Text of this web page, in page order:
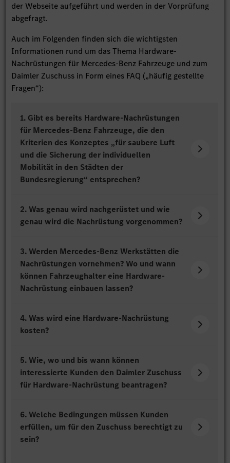
der Webseite aufgeführt und werden in der Vorprüfung
abgefragt.
Auch im Folgenden finden sich die wichtigsten
Informationen rund um das Thema Hardware-
Nachrüstungen für Mercedes-Benz Fahrzeuge und zum
Daimler Zuschuss in Form eines FAQ („häufig gestellte
Fragen“):
1. Gibt es bereits Hardware-Nachrüstungen
für Mercedes-Benz Fahrzeuge, die den
Kriterien des Konzeptes „für saubere Luft
und die Sicherung der individuellen
Mobilität in den Städten der
Bundesregierung“ entsprechen?
2. Was genau wird nachgerüstet und wie
genau wird die Nachrüstung vorgenommen?
3. Werden Mercedes-Benz Werkstätten die
Nachrüstungen vornehmen? Wo und wann
können Fahrzeughalter eine Hardware-
Nachrüstung einbauen lassen?
4. Was wird eine Hardware-Nachrüstung
kosten?
5. Wie, wo und bis wann können
interessierte Kunden den Daimler Zuschuss
für Hardware-Nachrüstung beantragen?
6. Welche Bedingungen müssen Kunden
erfüllen, um für den Zuschuss berechtigt zu
sein?